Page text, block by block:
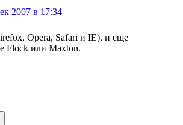
2007 в 17:34
Opera, Safari и IE), и еще
Flock или Maxton.